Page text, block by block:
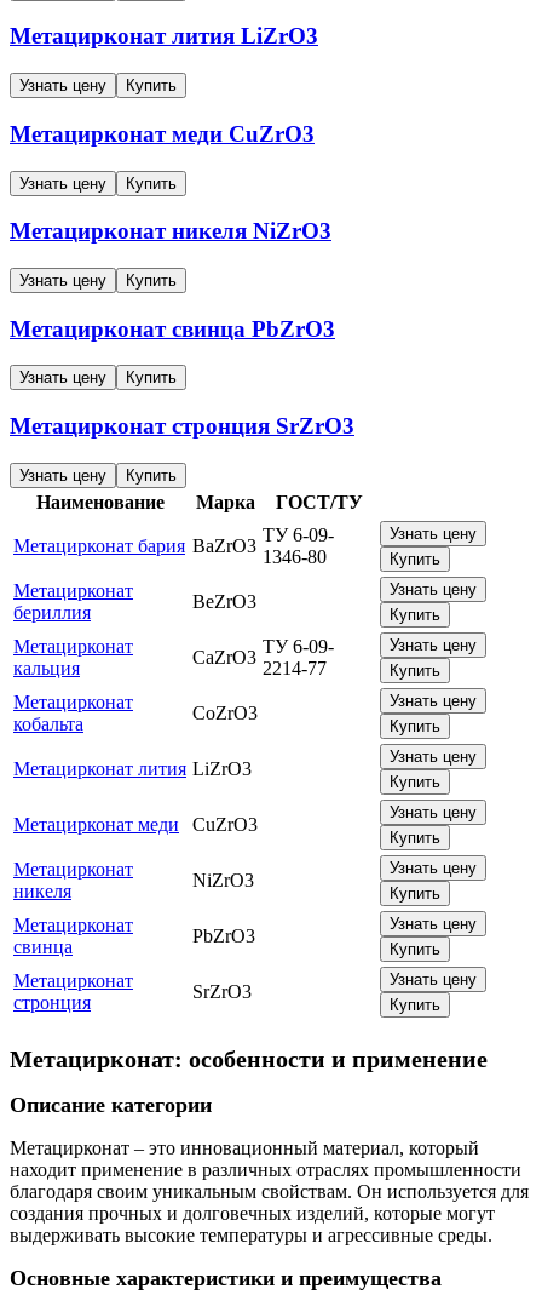
Метацирконат лития LiZrO3
Узнать цену Купить
Метацирконат меди CuZrO3
Узнать цену Купить
Метацирконат никеля NiZrO3
Узнать цену Купить
Метацирконат свинца PbZrO3
Узнать цену Купить
Метацирконат стронция SrZrO3
Узнать цену Купить
Наименование Марка ГОСТ/ТУ
Метацирконат бария BaZrO3
ТУ 6-09-
1346-80
Узнать цену
Купить
Метацирконат
бериллия
BeZrO3
Узнать цену
Купить
Метацирконат
кальция
CaZrO3
ТУ 6-09-
2214-77
Узнать цену
Купить
Метацирконат
кобальта
CoZrO3
Узнать цену
Купить
Метацирконат лития LiZrO3
Узнать цену
Купить
Метацирконат меди CuZrO3
Узнать цену
Купить
Метацирконат
никеля
NiZrO3
Узнать цену
Купить
Метацирконат
свинца
PbZrO3
Узнать цену
Купить
Метацирконат
стронция
SrZrO3
Узнать цену
Купить
Метацирконат: особенности и применение
Описание категории
Метацирконат – это инновационный материал, который
находит применение в различных отраслях промышленности
благодаря своим уникальным свойствам. Он используется для
создания прочных и долговечных изделий, которые могут
выдерживать высокие температуры и агрессивные среды.
Основные характеристики и преимущества